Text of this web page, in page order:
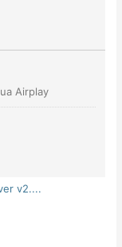
Airplay
v2....